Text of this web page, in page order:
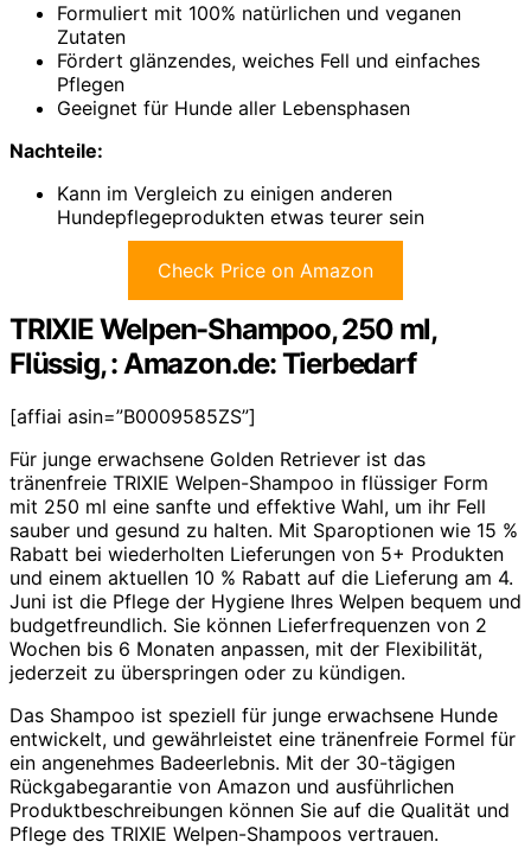
Formuliert mit 100% natürlichen und veganen
Zutaten
Fördert glänzendes, weiches Fell und einfaches
Pflegen
Geeignet für Hunde aller Lebensphasen
Nachteile:
Kann im Vergleich zu einigen anderen
Hundepflegeprodukten etwas teurer sein
Check Price on Amazon
TRIXIE Welpen-Shampoo, 250 ml,
Flüssig, : Amazon.de: Tierbedarf
[affiai asin=”B0009585ZS”]
Für junge erwachsene Golden Retriever ist das
tränenfreie TRIXIE Welpen-Shampoo in flüssiger Form
mit 250 ml eine sanfte und effektive Wahl, um ihr Fell
sauber und gesund zu halten. Mit Sparoptionen wie 15 %
Rabatt bei wiederholten Lieferungen von 5+ Produkten
und einem aktuellen 10 % Rabatt auf die Lieferung am 4.
Juni ist die Pflege der Hygiene Ihres Welpen bequem und
budgetfreundlich. Sie können Lieferfrequenzen von 2
Wochen bis 6 Monaten anpassen, mit der Flexibilität,
jederzeit zu überspringen oder zu kündigen.
Das Shampoo ist speziell für junge erwachsene Hunde
entwickelt, und gewährleistet eine tränenfreie Formel für
ein angenehmes Badeerlebnis. Mit der 30-tägigen
Rückgabegarantie von Amazon und ausführlichen
Produktbeschreibungen können Sie auf die Qualität und
Pflege des TRIXIE Welpen-Shampoos vertrauen.